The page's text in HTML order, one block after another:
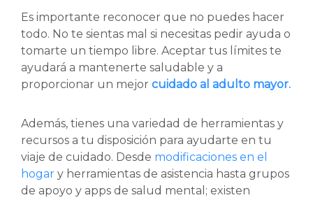
Es importante reconocer que no puedes hacer
todo. No te sientas mal si necesitas pedir ayuda o
tomarte un tiempo libre. Aceptar tus límites te
ayudará a mantenerte saludable y a
proporcionar un mejor cuidado al adulto mayor.
Además, tienes una variedad de herramientas y
recursos a tu disposición para ayudarte en tu
viaje de cuidado. Desde modificaciones en el
hogar y herramientas de asistencia hasta grupos
de apoyo y apps de salud mental; existen